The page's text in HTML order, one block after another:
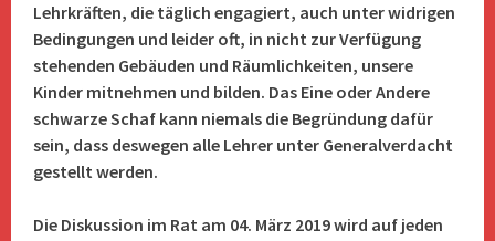
Lehrkräften, die täglich engagiert, auch unter widrigen
Bedingungen und leider oft, in nicht zur Verfügung
stehenden Gebäuden und Räumlichkeiten, unsere
Kinder mitnehmen und bilden. Das Eine oder Andere
schwarze Schaf kann niemals die Begründung dafür
sein, dass deswegen alle Lehrer unter Generalverdacht
gestellt werden.
Die Diskussion im Rat am 04. März 2019 wird auf jeden